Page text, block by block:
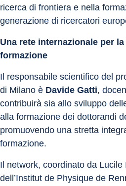
ricerca di frontiera e nella
generazione di ricercatori
Una rete internazionale per
formazione
Il responsabile scientifico del
di Milano è Davide Gatti,
contribuirà sia allo sviluppo
alla formazione dei dottorandi
promuovendo una stretta
formazione.
Il network, coordinato da
dell’Institut de Physique de